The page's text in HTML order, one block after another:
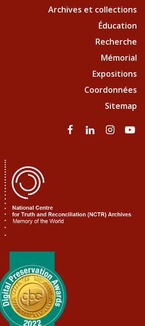
Archives et collections
Éducation
Recherche
Mémorial
Expositions
Coordonnées
Sitemap